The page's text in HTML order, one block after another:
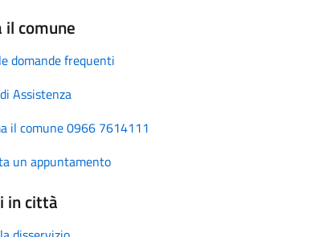
comune
domande frequenti
Assistenza
il comune 0966 7614111
un appuntamento
in città